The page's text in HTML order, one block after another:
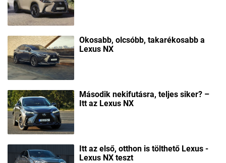
Okosabb, olcsóbb, takarékosabb a
Lexus NX
Második nekifutásra, teljes siker? –
Itt az Lexus NX
Itt az első, otthon is tölthető Lexus -
Lexus NX teszt